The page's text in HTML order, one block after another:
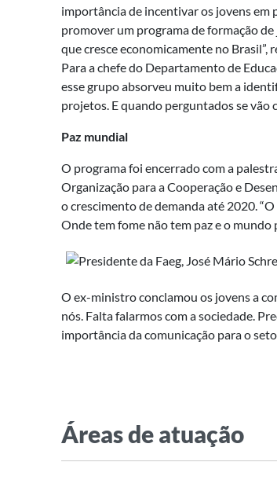
importância de incentivar os jovens em
promover um programa de formação
que cresce economicamente no Brasil”,
Para a chefe do Departamento de
esse grupo absorveu muito bem a
projetos. E quando perguntados se vão
Paz mundial
O programa foi encerrado com a
Organização para a Cooperação e
o crescimento de demanda até 2020.
Onde tem fome não tem paz e o mundo
O ex-ministro conclamou os jovens a
nós. Falta falarmos com a sociedade.
importância da comunicação para o
Áreas de atuação